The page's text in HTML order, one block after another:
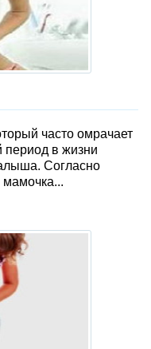
часто омрачает
период в жизни
Согласно
мамочка...